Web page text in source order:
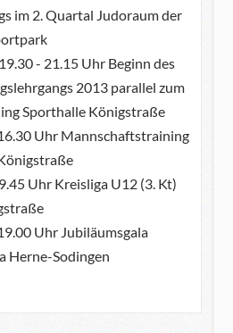
im 2. Quartal Judoraum der
- 21.15 Uhr Beginn des
2013 parallel zum
Sporthalle Königstraße
Uhr Mannschaftstraining
Uhr Kreisliga U12 (3. Kt)
Uhr Jubiläumsgala
Herne-Sodingen